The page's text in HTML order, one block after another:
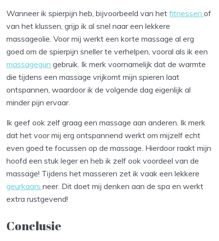
Wanneer ik spierpijn heb, bijvoorbeeld van hetfitnessenof
van het klussen, grijp ik al snel naar een lekkere
massageolie. Voor mij werkt een korte massage al erg
goed om de spierpijn sneller te verhelpen, vooral als ik een
massagegun gebruik. Ik merk voornamelijk dat de warmte
die tijdens een massage vrijkomt mijn spieren laat
ontspannen, waardoor ik de volgende dag eigenlijk al
minder pijn ervaar.
Ik geef ook zelf graag een massage aan anderen. Ik merk
dat het voor mij erg ontspannend werkt om mijzelf echt
even goed te focussen op de massage. Hierdoor raakt mijn
hoofd een stuk leger en heb ik zelf ook voordeel van de
massage! Tijdens het masseren zet ik vaak een lekkere
geurkaarsneer. Dit doet mij denken aan de spa en werkt
extra rustgevend!
Conclusie